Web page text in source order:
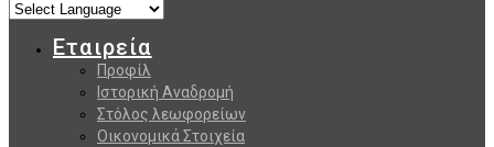
Εταιρεία
Προφίλ
Ιστορική Αναδρομή
Στόλος λεωφορείων
Οικονομικά Στοιχεία